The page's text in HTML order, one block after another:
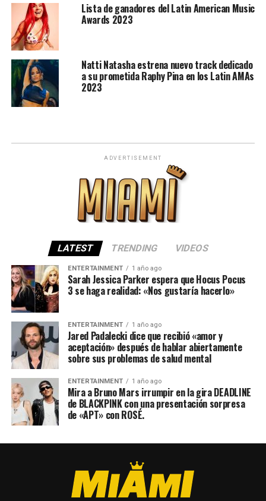
Lista de ganadores del Latin American Music
Awards 2023
Natti Natasha estrena nuevo track dedicado
a su prometida Raphy Pina en los Latin AMAs
2023
ADVERTISEMENT
LATEST TRENDING VIDEOS
ENTERTAINMENT 1 año ago
Sarah Jessica Parker espera que Hocus Pocus
3 se haga realidad: «Nos gustaría hacerlo»
ENTERTAINMENT 1 año ago
Jared Padalecki dice que recibió «amor y
aceptación» después de hablar abiertamente
sobre sus problemas de salud mental
ENTERTAINMENT 1 año ago
Mira a Bruno Mars irrumpir en la gira DEADLINE
de BLACKPINK con una presentación sorpresa
de «APT» con ROSÉ.